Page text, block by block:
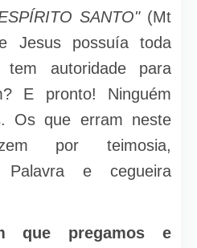
SANTO" (Mt
Jesus possuía toda
tem autoridade para
E pronto! Nin­guém
Os que erram neste
por teimo­sia,
Palavra e cegueira
que pregamos e